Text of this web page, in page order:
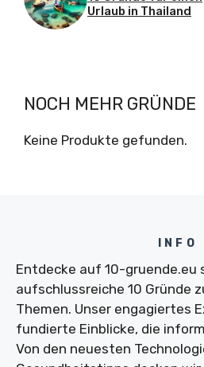
Urlaub in Thailand
NOCH MEHR GRÜNDE
Keine Produkte gefunden.
INFO
Entdecke auf 10-gruende.eu
aufschlussreiche 10 Gründe
Themen. Unser engagiertes
fundierte Einblicke, die
Von den neuesten